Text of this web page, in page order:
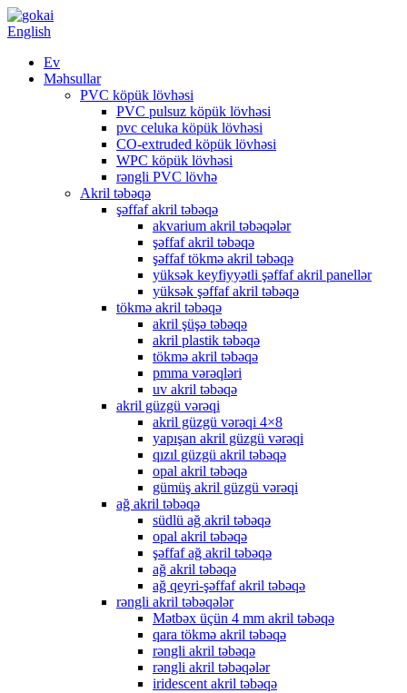
English
Ev
Məhsullar
PVC köpük lövhəsi
PVC pulsuz köpük lövhəsi
pvc celuka köpük lövhəsi
CO-extruded köpük lövhəsi
WPC köpük lövhəsi
rəngli PVC lövhə
Akril təbəqə
şəffaf akril təbəqə
akvarium akril təbəqələr
şəffaf akril təbəqə
şəffaf tökmə akril təbəqə
yüksək keyfiyyətli şəffaf akril panellər
yüksək şəffaf akril təbəqə
tökmə akril təbəqə
akril şüşə təbəqə
akril plastik təbəqə
tökmə akril təbəqə
pmma vərəqləri
uv akril təbəqə
akril güzgü vərəqi
akril güzgü vərəqi 4×8
yapışan akril güzgü vərəqi
qızıl güzgü akril təbəqə
opal akril təbəqə
gümüş akril güzgü vərəqi
ağ akril təbəqə
südlü ağ akril təbəqə
opal akril təbəqə
şəffaf ağ akril təbəqə
ağ akril təbəqə
ağ qeyri-şəffaf akril təbəqə
rəngli akril təbəqələr
Mətbəx üçün 4 mm akril təbəqə
qara tökmə akril təbəqə
rəngli akril təbəqə
rəngli akril təbəqələr
iridescent akril təbəqə